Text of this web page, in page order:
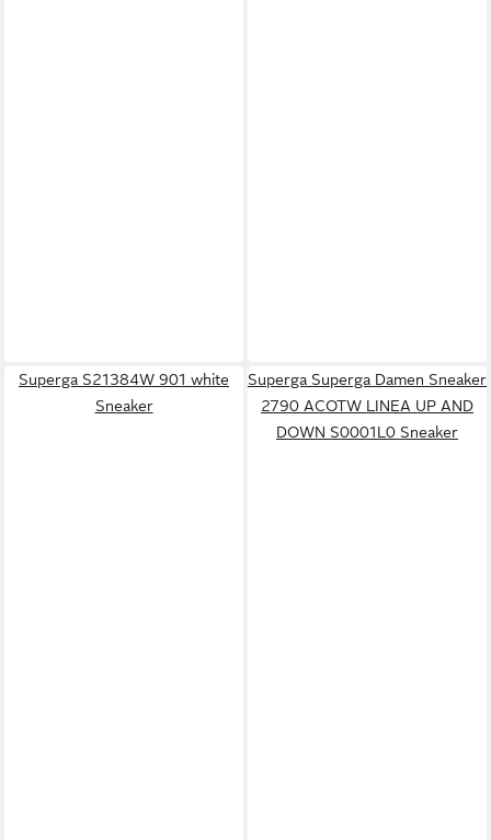
Superga S21384W 901 white
Sneaker
Superga Superga Damen Sneaker
2790 ACOTW LINEA UP AND
DOWN S0001L0 Sneaker